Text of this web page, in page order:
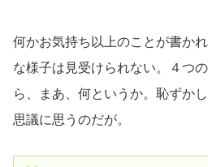
何かお気持ち以上のことが書か
な様子は見受けられない。４つ
ら、まあ、何というか。恥ずか
思議に思うのだが。